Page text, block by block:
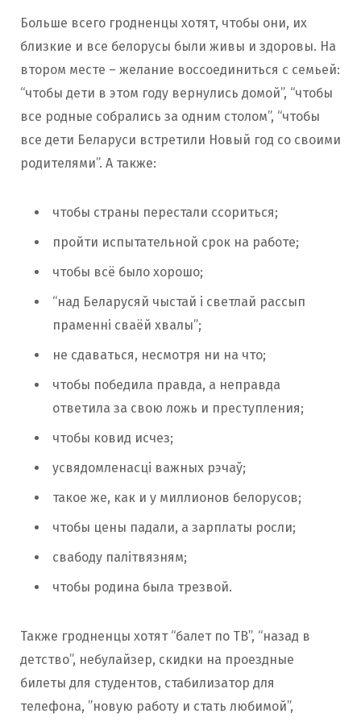
Больше всего гродненцы хотят, чтобы они, их
близкие и все белорусы были живы и здоровы. На
втором месте – желание воссоединиться с семьей:
“чтобы дети в этом году вернулись домой”, “чтобы
все родные собрались за одним столом”, “чтобы
все дети Беларуси встретили Новый год со своими
родителями”. А также:
чтобы страны перестали ссориться;
пройти испытательной срок на работе;
чтобы всё было хорошо;
“над Беларусяй чыстай і светлай рассып
праменні сваёй хвалы”;
не сдаваться, несмотря ни на что;
чтобы победила правда, а неправда
ответила за свою ложь и преступления;
чтобы ковид исчез;
усвядомленасці важных рэчаў;
такое же, как и у миллионов белорусов;
чтобы цены падали, а зарплаты росли;
свабоду палітвязням;
чтобы родина была трезвой.
Также гродненцы хотят “балет по ТВ”, “назад в
детство”, небулайзер, скидки на проездные
билеты для студентов, стабилизатор для
телефона, ”новую работу и стать любимой”,